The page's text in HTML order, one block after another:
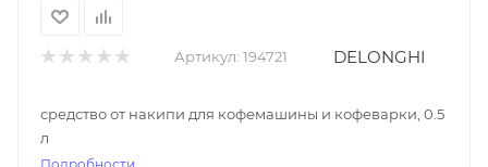
Артикул: 194721 DELONGHI
средство от накипи для кофемашины и кофеварки, 0.5
л